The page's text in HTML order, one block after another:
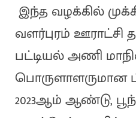
இந்த வழக்கில்
வளர்புரம் ஊராட்சி
பட்டியல் அணி
பொருளாளருமான
2023ஆம் ஆண்டு,